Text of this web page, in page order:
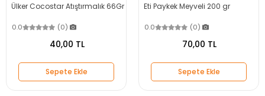
Ülker Cocostar Atıştırmalık 66Gr
0.0 (0)
40,00 TL
Sepete Ekle
Eti Paykek Meyveli 200 gr
0.0 (0)
70,00 TL
Sepete Ekle